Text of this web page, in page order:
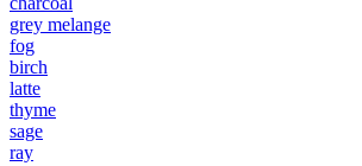
grey melange
fog
birch
latte
thyme
sage
ray